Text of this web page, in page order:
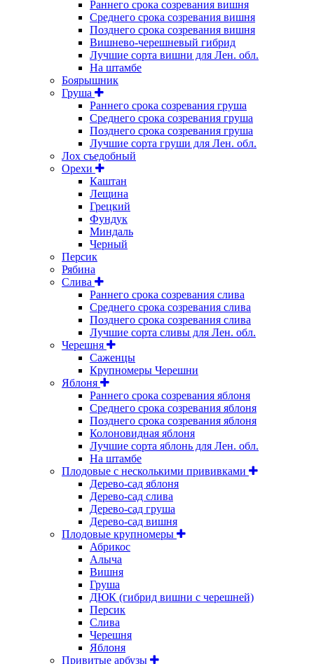
Раннего срока созревания вишня
Среднего срока созревания вишня
Позднего срока созревания вишня
Вишнево-черешневый гибрид
Лучшие сорта вишни для Лен. обл.
На штамбе
Боярышник
Груша
Раннего срока созревания груша
Среднего срока созревания груша
Позднего срока созревания груша
Лучшие сорта груши для Лен. обл.
Лох съедобный
Орехи
Каштан
Лещина
Грецкий
Фундук
Миндаль
Черный
Персик
Рябина
Слива
Раннего срока созревания слива
Среднего срока созревания слива
Позднего срока созревания слива
Лучшие сорта сливы для Лен. обл.
Черешня
Саженцы
Крупномеры Черешни
Яблоня
Раннего срока созревания яблоня
Среднего срока созревания яблоня
Позднего срока созревания яблоня
Колоновидная яблоня
Лучшие сорта яблонь для Лен. обл.
На штамбе
Плодовые с несколькими прививками
Дерево-сад яблоня
Дерево-сад слива
Дерево-сад груша
Дерево-сад вишня
Плодовые крупномеры
Абрикос
Алыча
Вишня
Груша
ДЮК (гибрид вишни с черешней)
Персик
Слива
Черешня
Яблоня
Привитые арбузы